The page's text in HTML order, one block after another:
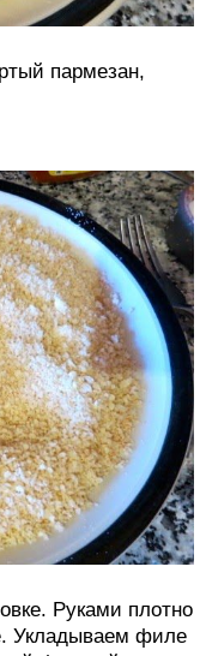
пармезан,
Руками плотно
Укладываем филе